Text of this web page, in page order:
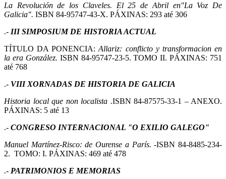
La Revolución de los Claveles. El 25 de Abril en"La Voz De
Galicia". ISBN 84-95747-43-X. PÁXINAS: 293 até 306
.- III SIMPOSIUM DE HISTORIA ACTUAL
TÍTULO DA PONENCIA:Allariz: conflicto y transformacion en
la era González. ISBN 84-95747-23-5. TOMO II. PÁXINAS: 751
até 768
.- VIII XORNADAS DE HISTORIA DE GALICIA
Historia local que non localista .ISBN 84-87575-33-1 – ANEXO.
PÁXINAS: 5 até 13
.- CONGRESO INTERNACIONAL "O EXILIO GALEGO"
Manuel Martínez-Risco: de Ourense a París.-ISBN 84-8485-234-
2. TOMO: I. PÁXINAS: 469 até 478
.- PATRIMONIOS E MEMORIAS